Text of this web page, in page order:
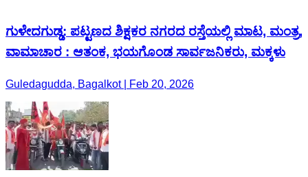
ಗುಳೇದಗುಡ್ಡ: ಪಟ್ಟಣದ ಶಿಕ್ಷಕರ ನಗರದ ರಸ್ತೆಯಲ್ಲಿ ಮಾಟ, ಮಂತ್ರ,
ವಾಮಾಚಾರ : ಆತಂಕ, ಭಯಗೊಂಡ ಸಾರ್ವಜನಿಕರು, ಮಕ್ಕಳು
Guledagudda, Bagalkot | Feb 20, 2026